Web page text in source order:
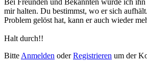
Bei Freunden und Bekannten würde ich ihn
mir halten. Du bestimmst, wo er sich
Problem gelöst hat, kann er auch wieder
Halt durch!!
Bitte Anmelden oderRegistrieren um der